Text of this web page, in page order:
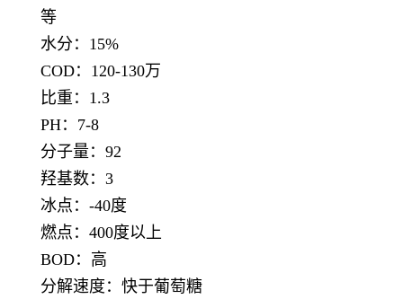
等
水分：15%
COD：120-130万
比重：1.3
PH：7-8
分子量：92
羟基数：3
冰点：-40度
燃点：400度以上
BOD：高
分解速度：快于葡萄糖